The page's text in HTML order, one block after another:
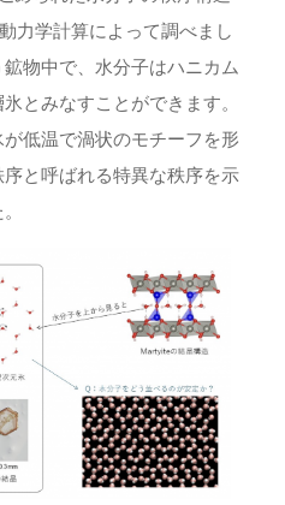
力学計算によって調べまし
物中で、水分子はハニカム
とみなすことができます。
低温で渦状のモチーフを形
と呼ばれる特異な秩序を示